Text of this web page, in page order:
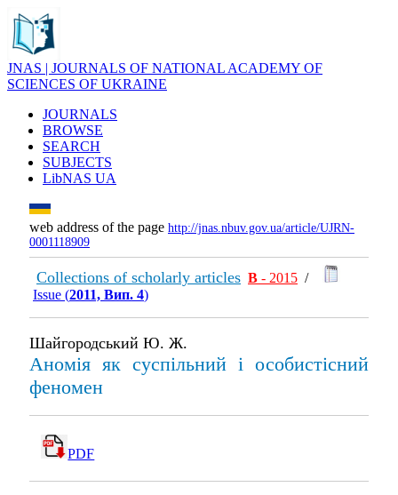
JNAS | JOURNALS OF NATIONAL ACADEMY OF
SCIENCES OF UKRAINE
JOURNALS
BROWSE
SEARCH
SUBJECTS
LibNAS UA
web address of the page http://jnas.nbuv.gov.ua/article/UJRN-
0001118909
Collections of scholarly articles В - 2015 /
Issue (2011, Вип. 4)
Шайгородський Ю. Ж.
Аномія як суспільний і особистісний
феномен
PDF